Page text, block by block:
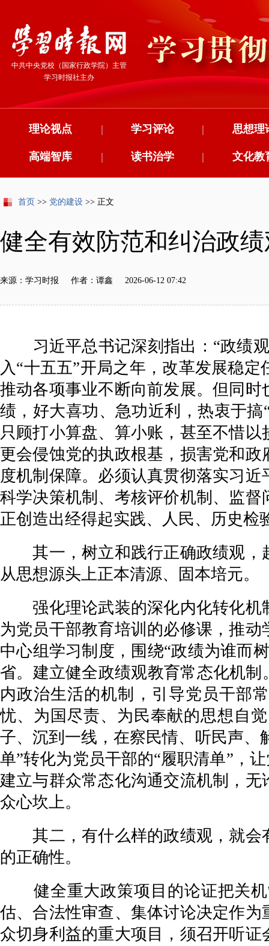
中共中央党校（国家行政学院）主管
学习时报社主办
理论视点 学习评论
| 思想理
|
高端智库 读书治学
| 文化教
|
首页 >> 党的建设 >> 正文
健全有效防范和纠治政
来源：学习时报 作者：谭鑫 2026-06-12 07:42
习近平总书记深刻指出：“政绩观
入“十五五”开局之年，改革发展稳
推动各项事业不断向前发展。但同
绩，好大喜功、急功近利，热衷于
只顾打小算盘、算小账，甚至不惜
更会侵蚀党的执政根基，损害党和
度机制保障。必须认真贯彻落实习
科学决策机制、考核评价机制、监
正创造出经得起实践、人民、历史检
其一，树立和践行正确政绩观，
从思想源头上正本清源、固本培元。
强化理论武装的深化内化转化机
为党员干部教育培训的必修课，推
中心组学习制度，围绕“政绩为谁而
省。建立健全政绩观教育常态化机
内政治生活的机制，引导党员干部
忧、为国尽责、为民奉献的思想自
子、沉到一线，在察民情、听民声、
单”转化为党员干部的“履职清单”，
建立与群众常态化沟通交流机制，
众心坎上。
其二，有什么样的政绩观，就会
的正确性。
健全重大政策项目的论证把关机
估、合法性审查、集体讨论决定作
众切身利益的重大项目，须召开听